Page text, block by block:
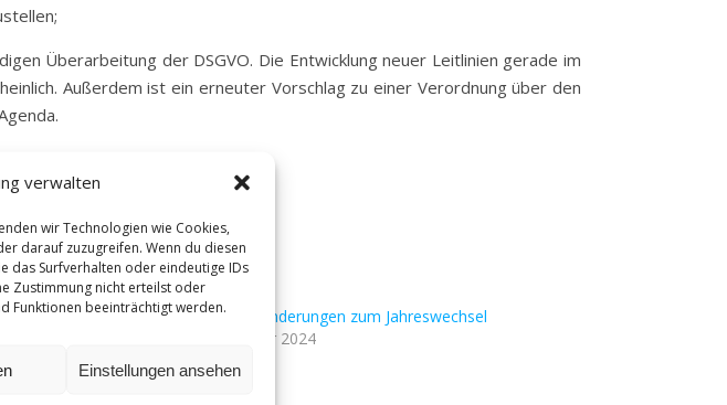
verwalten
wir Technologien wie Cookies,
darauf zuzugreifen. Wenn du diesen
das Surfverhalten oder eindeutige IDs
Zustimmung nicht erteilst oder
Funktionen beeinträchtigt werden.
Einstellungen ansehen
Überarbeitung der DSGVO. Die Entwicklung neuer Leitlinien gerade im
Außerdem ist ein erneuter Vorschlag zu einer Verordnung über den
von
Steuerliche Änderungen zum Jahreswechsel
19. Dezember 2024
In "Anleger"